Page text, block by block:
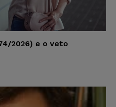
2026) e o veto